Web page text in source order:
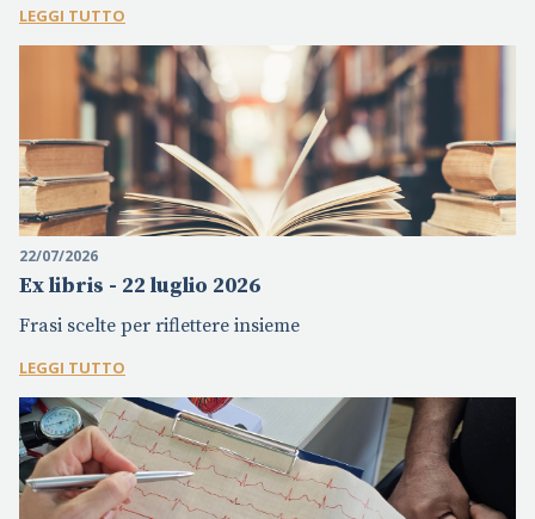
LEGGI TUTTO
22/07/2026
Ex libris - 22 luglio 2026
Frasi scelte per riflettere insieme
LEGGI TUTTO